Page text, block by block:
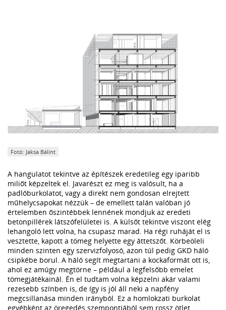
Fotó: Jaksa Bálint
A hangulatot tekintve az építészek eredetileg egy iparibb
miliőt képzeltek el. Javarészt ez meg is valósult, ha a
padlóburkolatot, vagy a direkt nem gondosan elrejtett
műhelycsapokat nézzük – de emellett talán valóban jó
értelemben őszintébbek lennének mondjuk az eredeti
betonpillérek látszófelületei is. A külsőt tekintve viszont elég
lehangoló lett volna, ha csupasz marad. Ha régi ruháját el is
vesztette, kapott a tömeg helyette egy áttetszőt. Körbeöleli
minden szinten egy szervizfolyosó, azon túl pedig GKD háló
csipkébe borul. A háló segít megtartani a kockaformát ott is,
ahol ez amúgy megtörne – például a legfelsőbb emelet
tömegjátékainál. Én el tudtam volna képzelni akár valami
rezesebb színben is, de így is jól áll neki a napfény
megcsillanása minden irányból. Ez a homlokzati burkolat
egyébként az öregedés szempontjából sem rossz ötlet,